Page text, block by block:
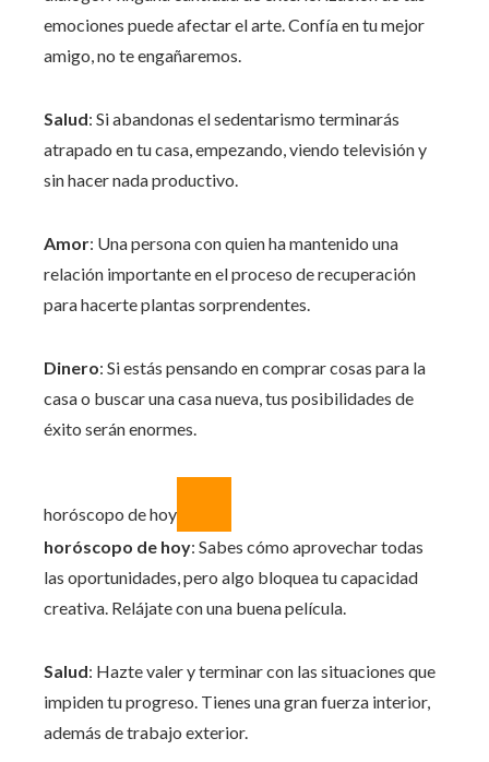
emociones puede afectar el arte. Confía en tu mejor
amigo, no te engañaremos.
Salud: Si abandonas el sedentarismo terminarás
atrapado en tu casa, empezando, viendo televisión y
sin hacer nada productivo.
Amor: Una persona con quien ha mantenido una
relación importante en el proceso de recuperación
para hacerte plantas sorprendentes.
Dinero: Si estás pensando en comprar cosas para la
casa o buscar una casa nueva, tus posibilidades de
éxito serán enormes.
horóscopo de hoy
horóscopo de hoy: Sabes cómo aprovechar todas
las oportunidades, pero algo bloquea tu capacidad
creativa. Relájate con una buena película.
Salud: Hazte valer y terminar con las situaciones que
impiden tu progreso. Tienes una gran fuerza interior,
además de trabajo exterior.